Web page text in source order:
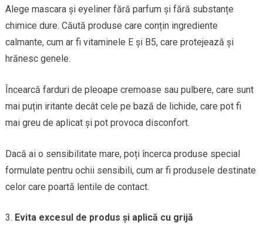
Alege mascara și eyeliner fără parfum și fără substanțe
chimice dure. Căută produse care conțin ingrediente
calmante, cum ar fi vitaminele E și B5, care protejează și
hrănesc genele.
Încearcă farduri de pleoape cremoase sau pulbere, care sunt
mai puțin iritante decât cele pe bază de lichide, care pot fi
mai greu de aplicat și pot provoca disconfort.
Dacă ai o sensibilitate mare, poți încerca produse special
formulate pentru ochii sensibili, cum ar fi produsele destinate
celor care poartă lentile de contact.
Evita excesul de produs și aplică cu grijă